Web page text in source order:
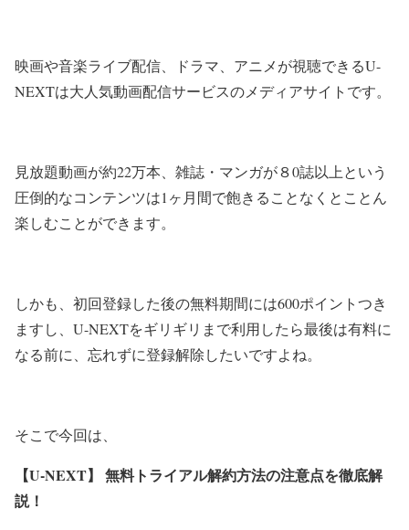
映画や音楽ライブ配信、ドラマ、アニメが視聴できるU-
NEXTは大人気動画配信サービスのメディアサイトです。
見放題動画が約22万本、雑誌・マンガが８0誌以上という
圧倒的なコンテンツは1ヶ月間で飽きることなくとことん
楽しむことができます。
しかも、初回登録した後の無料期間には600ポイントつき
ますし、U-NEXTをギリギリまで利用したら最後は有料に
なる前に、忘れずに登録解除したいですよね。
そこで今回は、
【U-NEXT】 無料トライアル解約方法の注意点を徹底解
説！